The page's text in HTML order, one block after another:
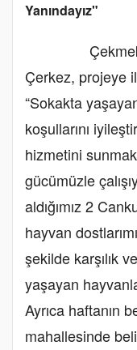
Yanındayız"
Çekmeköy
Çerkez, projeye
“Sokakta
koşullarını
hizmetini
gücümüzle
aldığımız 2
hayvan
şekilde karşılık
yaşayan
Ayrıca haftanın
mahallesinde